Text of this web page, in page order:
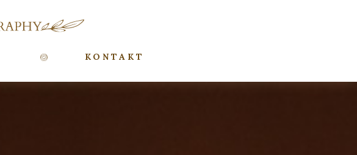
KONTAKT